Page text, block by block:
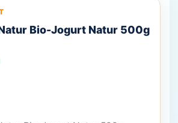
Bio-Jogurt Natur 500g